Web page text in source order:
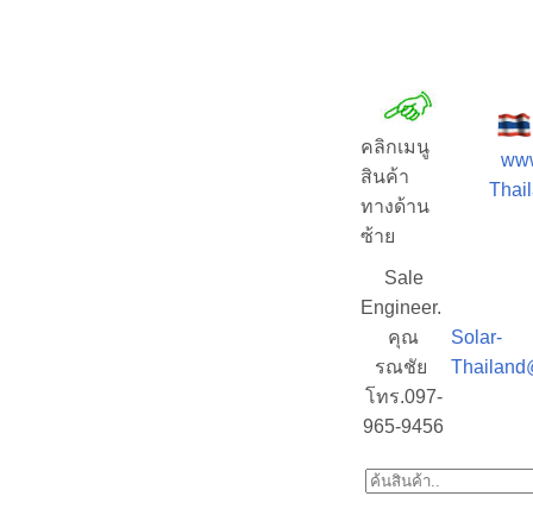
คลิกเมนู
สินค้า
ทางด้าน
ซ้าย
Sale
Engineer.
คุณ
รณชัย
โทร.097-
965-9456
Solar-